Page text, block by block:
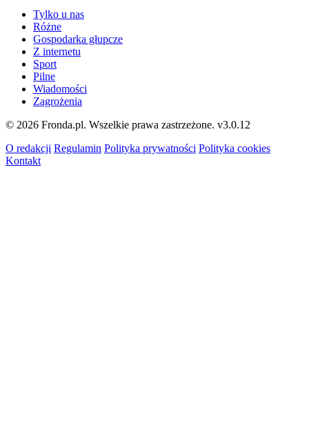
Tylko u nas
Różne
Gospodarka głupcze
Z internetu
Sport
Pilne
Wiadomości
Zagrożenia
© 2026 Fronda.pl. Wszelkie prawa zastrzeżone. v3.0.12
O redakcji Regulamin Polityka prywatności Polityka cookies
Kontakt